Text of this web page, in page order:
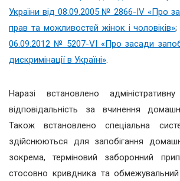
України від 08.09.2005 № 2866-IV «Про
прав та можливостей жінок і чоловіків»
06.09.2012 № 5207-VI «Про засади
дискримінації в Україні».
Наразі встановлено
відповідальність за вчинення
Також встановлено спеціальна
здійснюються для запобігання
зокрема, терміновий заборонний
стосовно кривдника та